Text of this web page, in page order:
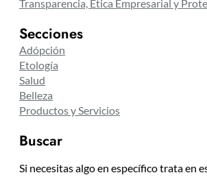
Transparencia, Ética Empresarial y
Secciones
Adópción
Etología
Salud
Belleza
Productos y Servicios
Buscar
Si necesitas algo en específico trata en